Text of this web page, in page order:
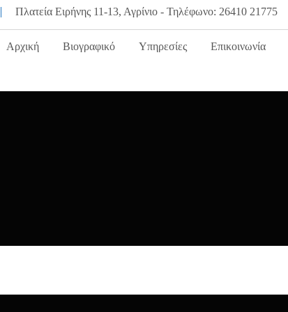
Πλατεία Ειρήνης 11-13, Αγρίνιο - Τηλέφωνο: 26410 21775
Αρχική Βιογραφικό Υπηρεσίες Επικοινωνία